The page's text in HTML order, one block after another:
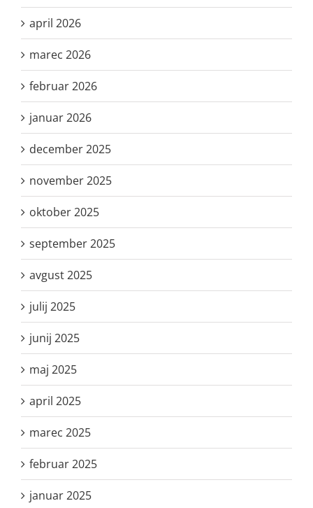
april 2026
marec 2026
februar 2026
januar 2026
december 2025
november 2025
oktober 2025
september 2025
avgust 2025
julij 2025
junij 2025
maj 2025
april 2025
marec 2025
februar 2025
januar 2025